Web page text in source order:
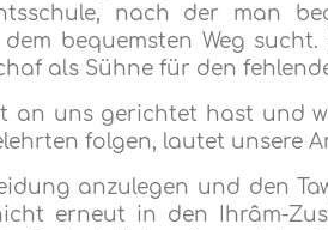
nach der man
bequemsten Weg
als Sühne für den
an uns gerichtet hast und
folgen, lautet unsere
anzulegen und den
erneut in den Ihrâm-